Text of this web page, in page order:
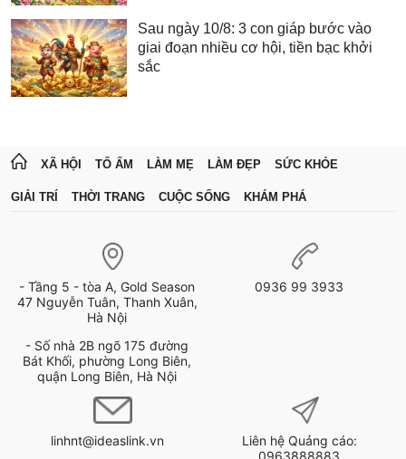
Sau ngày 10/8: 3 con giáp bước vào
giai đoạn nhiều cơ hội, tiền bạc khởi
sắc
XÃ HỘI TỔ ẤM LÀM MẸ LÀM ĐẸP SỨC KHỎE
GIẢI TRÍ THỜI TRANG CUỘC SỐNG KHÁM PHÁ
- Tầng 5 - tòa A, Gold Season
47 Nguyễn Tuân, Thanh Xuân,
Hà Nội
- Số nhà 2B ngõ 175 đường
Bát Khối, phường Long Biên,
quận Long Biên, Hà Nội
0936 99 3933
linhnt@ideaslink.vn
Liên hệ Quảng cáo: